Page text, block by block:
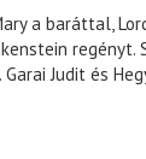
a baráttal,
Judit és